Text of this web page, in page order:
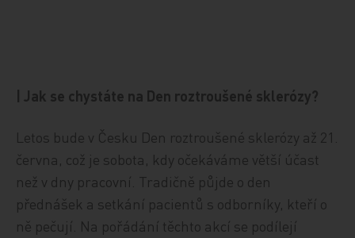
| Jak se chystáte na Den roztroušené sklerózy?
Letos bude v Česku Den roztroušené sklerózy až 21.
června, což je sobota, kdy očekáváme větší účast
než v dny pracovní. Tradičně půjde o den
přednášek a setkání pacientů s odborníky, kteří o
ně pečují. Na pořádání těchto akcí se podílejí